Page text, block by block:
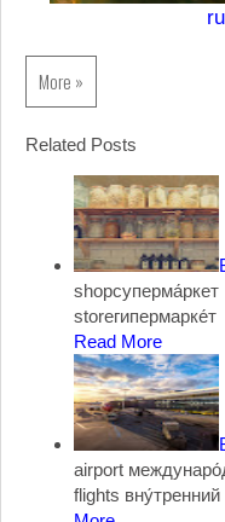
More »
Related Posts
Read More
airport
flights